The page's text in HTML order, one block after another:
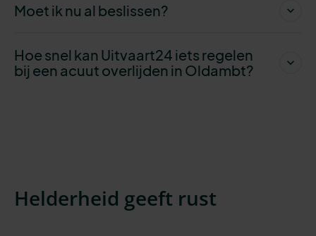
Moet ik nu al beslissen?
Hoe snel kan Uitvaart24 iets regelen
bij een acuut overlijden in Oldambt?
Helderheid geeft rust